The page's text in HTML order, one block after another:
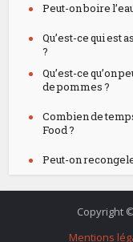
Peut-on boire
Qu’est-ce qui est
?
Qu’est-ce qu’on
de pommes ?
Combien de
Food ?
Peut-on
Copyright
Mentions